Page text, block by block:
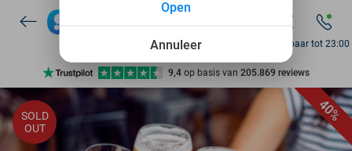
7 dagen per week beschikbaar
10+ miljoen leden
9,4 op basis van 205.869 reviews
Ontdek 15.000+ deals
7 dagen per week beschikbaar
Bereikbaar tot 23:00
40%
SOLD
OUT
Annuleer
Open